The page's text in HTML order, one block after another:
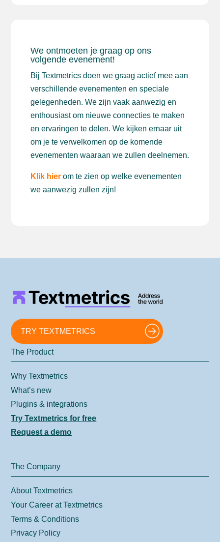
We ontmoeten je graag op ons
volgende evenement!
Bij Textmetrics doen we graag actief mee aan
verschillende evenementen en speciale
gelegenheden. We zijn vaak aanwezig en
enthousiast om nieuwe connecties te maken
en ervaringen te delen. We kijken ernaar uit
om je te verwelkomen op de komende
evenementen waaraan we zullen deelnemen.
Klik hier om te zien op welke evenementen
we aanwezig zullen zijn!
TRY TEXTMETRICS
The Product
Why Textmetrics
What’s new
Plugins & integrations
Try Textmetrics for free
Request a demo
The Company
About Textmetrics
Your Career at Textmetrics
Terms & Conditions
Privacy Policy